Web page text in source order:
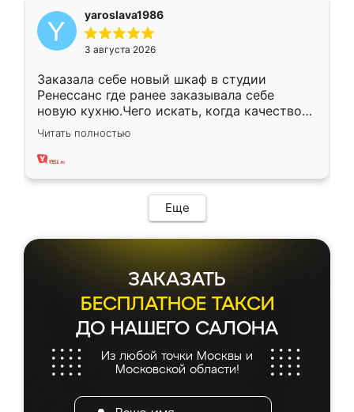
yaroslava1986
3 августа 2026
Заказала себе новый шкаф в студии
Ренессанс где ранее заказывала себе
новую кухню.Чего искать, когда качеством
вполне довольна. Служит кухня уже почти
два года, нареканий нет.
Читать полностью
Еще
ЗАКАЗАТЬ
БЕСПЛАТНОЕ ТАКСИ
ДО НАШЕГО САЛОНА
Из любой точки Москвы и
Московской области!